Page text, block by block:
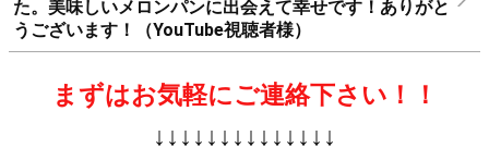
・ 商店街盛り上げボーイズの動画を見て美味しそうだ
ったので、近いこともありお店に行くようになりまし
うございます！（YouTube視聴者様）